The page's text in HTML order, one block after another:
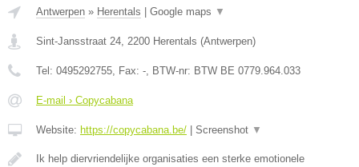
Antwerpen » Herentals Google maps ▼
Sint-Jansstraat 24, 2200 Herentals (Antwerpen)
Tel: 0495292755, Fax: -, BTW-nr: BTW BE 0779.964.033
E-mail › Copycabana
Website: https://copycabana.be/ Screenshot ▼
Ik help diervriendelijke organisaties een sterke emotionele